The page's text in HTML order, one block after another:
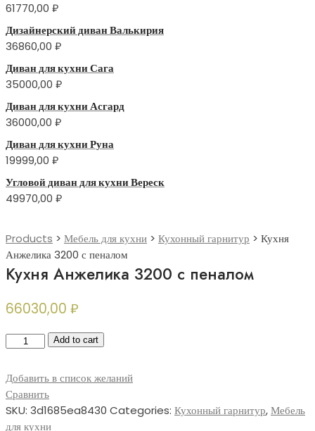
61770,00 ₽
Дизайнерский диван Валькирия
36860,00 ₽
Диван для кухни Сага
35000,00 ₽
Диван для кухни Асгард
36000,00 ₽
Диван для кухни Руна
19999,00 ₽
Угловой диван для кухни Вереск
49970,00 ₽
Products > Мебель для кухни > Кухонный гарнитур > Кухня
Анжелика 3200 с пеналом
Кухня Анжелика 3200 с пеналом
66030,00 ₽
Кухня
3200
с
пеналом
Add to cart
Добавить в список желаний
Сравнить
SKU: 3d1685ea8430 Categories: Кухонный гарнитур,Мебель
для кухни